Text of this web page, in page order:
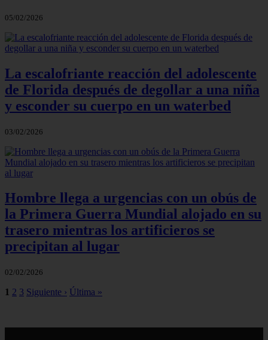
05/02/2026
La escalofriante reacción del adolescente
de Florida después de degollar a una niña
y esconder su cuerpo en un waterbed
03/02/2026
Hombre llega a urgencias con un obús de
la Primera Guerra Mundial alojado en su
trasero mientras los artificieros se
precipitan al lugar
02/02/2026
1 2 3 Siguiente › Última »